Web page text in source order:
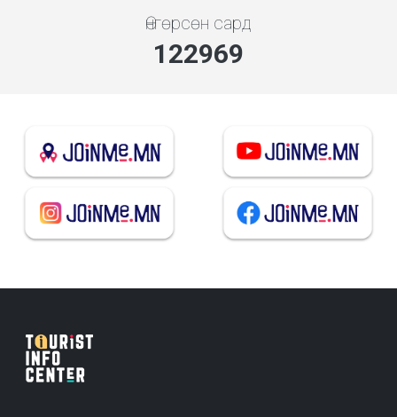
Өнгөрсөн сард
132428